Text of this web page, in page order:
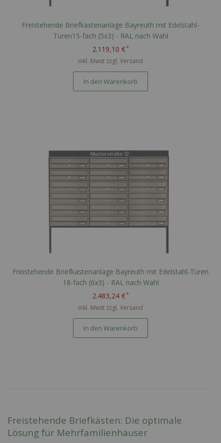
Freistehende Briefkastenanlage Bayreuth mit Edelstahl-
Türen15-fach (5x3) - RAL nach Wahl
2.119,10 €
inkl. Mwst zzgl. Versand
In den Warenkorb
Freistehende Briefkastenanlage Bayreuth mit Edelstahl-Türen
18-fach (6x3) - RAL nach Wahl
2.483,24 €
inkl. Mwst zzgl. Versand
In den Warenkorb
Freistehende Briefkästen: Die optimale
Lösung für Mehrfamilienhäuser